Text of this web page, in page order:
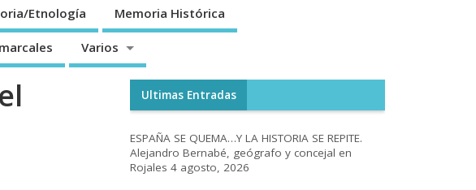
Etnología Memoria Histórica
Varios
Ultimas Entradas
ESPAÑA SE QUEMA…Y LA HISTORIA SE REPITE.
Alejandro Bernabé, geógrafo y concejal en
Rojales 4 agosto, 2026